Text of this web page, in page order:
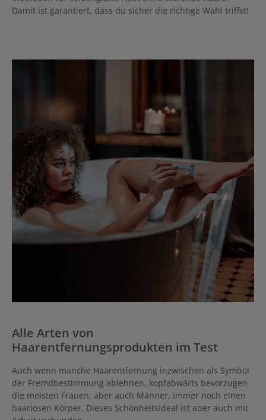
Damit ist garantiert, dass du sicher die richtige Wahl triffst!
Alle Arten von
Haarentfernungsprodukten im Test
Auch wenn manche Haarentfernung inzwischen als Symbol
der Fremdbestimmung ablehnen, kopfabwärts bevorzugen
die meisten Frauen, aber auch Männer, immer noch einen
haarlosen Körper. Dieses Schönheitsideal ist aber auch mit